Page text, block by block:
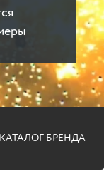
КАТАЛОГ БРЕНДА